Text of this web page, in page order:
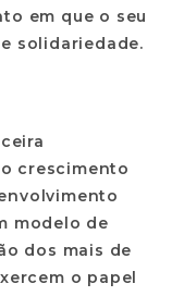
em que o seu
solidariedade.
crescimento
modelo de
dos mais de
o papel